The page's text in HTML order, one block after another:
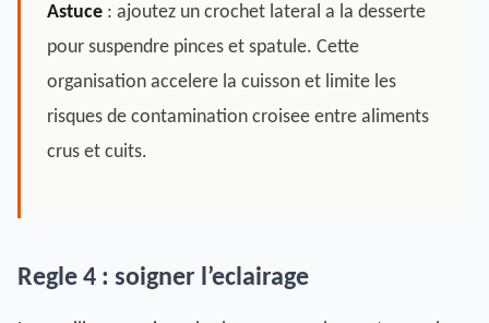
Astuce : ajoutez un crochet lateral a la desserte
pour suspendre pinces et spatule. Cette
organisation accelere la cuisson et limite les
risques de contamination croisee entre aliments
crus et cuits.
Regle 4 : soigner l’eclairage